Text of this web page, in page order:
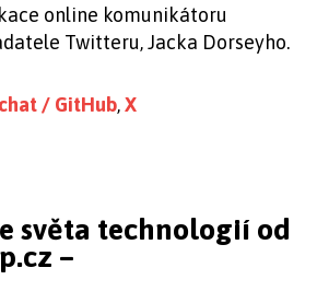
online komunikátoru
Twitteru, Jacka Dorseyho.
/ GitHub,X
světa technologií od
–